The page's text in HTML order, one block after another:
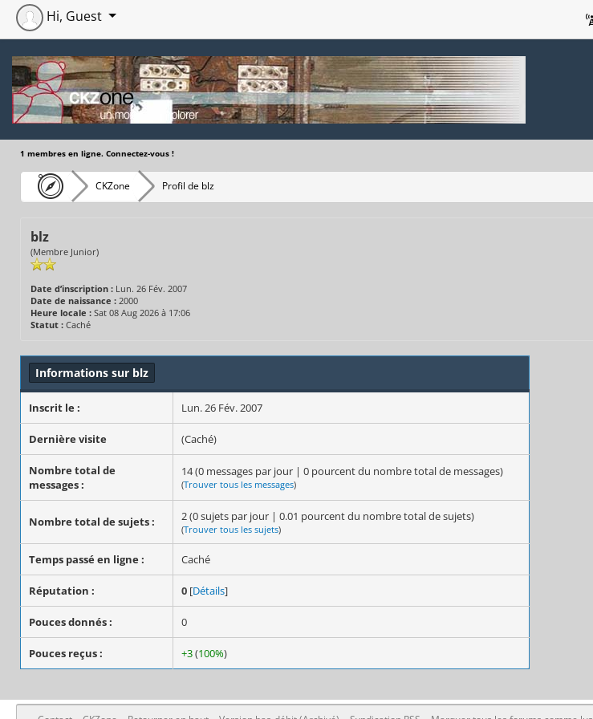
Hi, Guest
1 membres en ligne. Connectez-vous !
CKZone Profil de blz
blz
(Membre Junior)
Date d’inscription : Lun. 26 Fév. 2007
Date de naissance : 2000
Heure locale : Sat 08 Aug 2026 à 17:06
Statut : Caché
Informations sur blz
Inscrit le : Lun. 26 Fév. 2007
Dernière visite (Caché)
Nombre total de
messages :
14 (0 messages par jour | 0 pourcent du nombre total de messages)
(Trouver tous les messages)
Nombre total de sujets : 2 (0 sujets par jour | 0.01 pourcent du nombre total de sujets)
(Trouver tous les sujets)
Temps passé en ligne : Caché
Réputation : 0 [Détails]
Pouces donnés : 0
Pouces reçus : +3(100%)